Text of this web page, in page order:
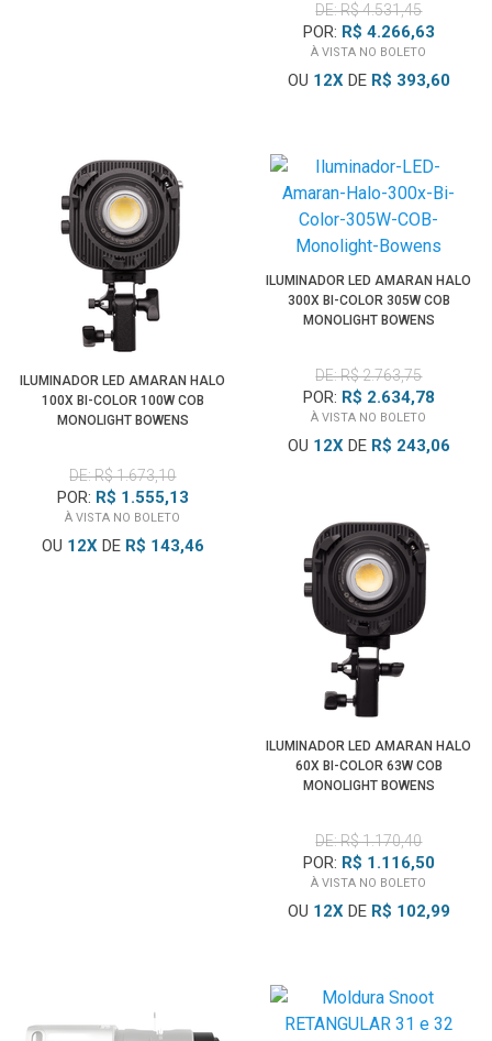
DE: R$ 4.531,45
POR: R$ 4.266,63
À VISTA NO BOLETO
OU 12XDE R$ 393,60
ILUMINADOR LED AMARAN HALO
100X BI-COLOR 100W COB
MONOLIGHT BOWENS
DE: R$ 1.673,10
POR: R$ 1.555,13
À VISTA NO BOLETO
OU 12XDE R$ 143,46
ILUMINADOR LED AMARAN HALO
300X BI-COLOR 305W COB
MONOLIGHT BOWENS
DE: R$ 2.763,75
POR: R$ 2.634,78
À VISTA NO BOLETO
OU 12XDE R$ 243,06
ILUMINADOR LED AMARAN HALO
60X BI-COLOR 63W COB
MONOLIGHT BOWENS
DE: R$ 1.170,40
POR: R$ 1.116,50
À VISTA NO BOLETO
OU 12XDE R$ 102,99